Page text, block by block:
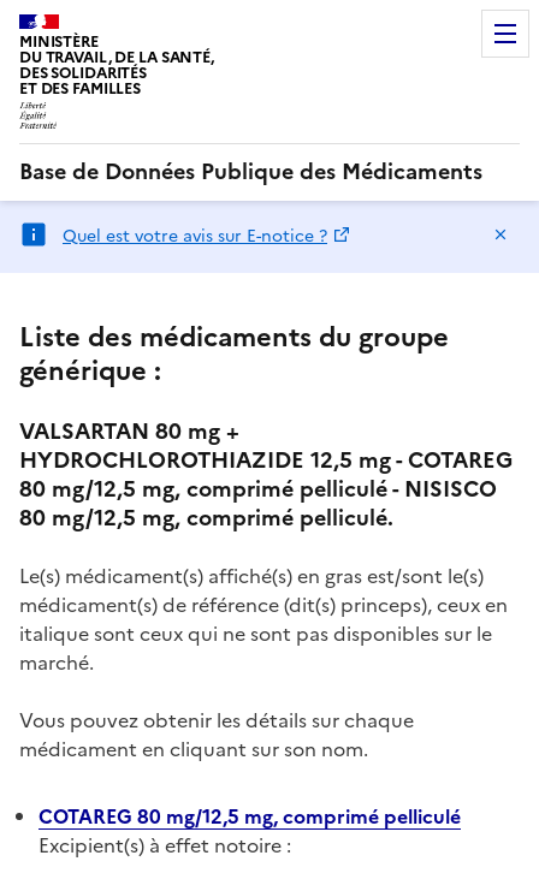
MINISTÈRE
DU TRAVAIL, DE LA SANTÉ,
DES SOLIDARITÉS
ET DES FAMILLES
Base de Données Publique des Médicaments
Quel est votre avis sur E-notice ?
Liste des médicaments du groupe
générique :
VALSARTAN 80 mg +
HYDROCHLOROTHIAZIDE 12,5 mg - COTAREG
80 mg/12,5 mg, comprimé pelliculé - NISISCO
80 mg/12,5 mg, comprimé pelliculé.
Le(s) médicament(s) affiché(s) en gras est/sont le(s)
médicament(s) de référence (dit(s) princeps), ceux en
italique sont ceux qui ne sont pas disponibles sur le
marché.
Vous pouvez obtenir les détails sur chaque
médicament en cliquant sur son nom.
COTAREG 80 mg/12,5 mg, comprimé pelliculé
Excipient(s) à effet notoire :